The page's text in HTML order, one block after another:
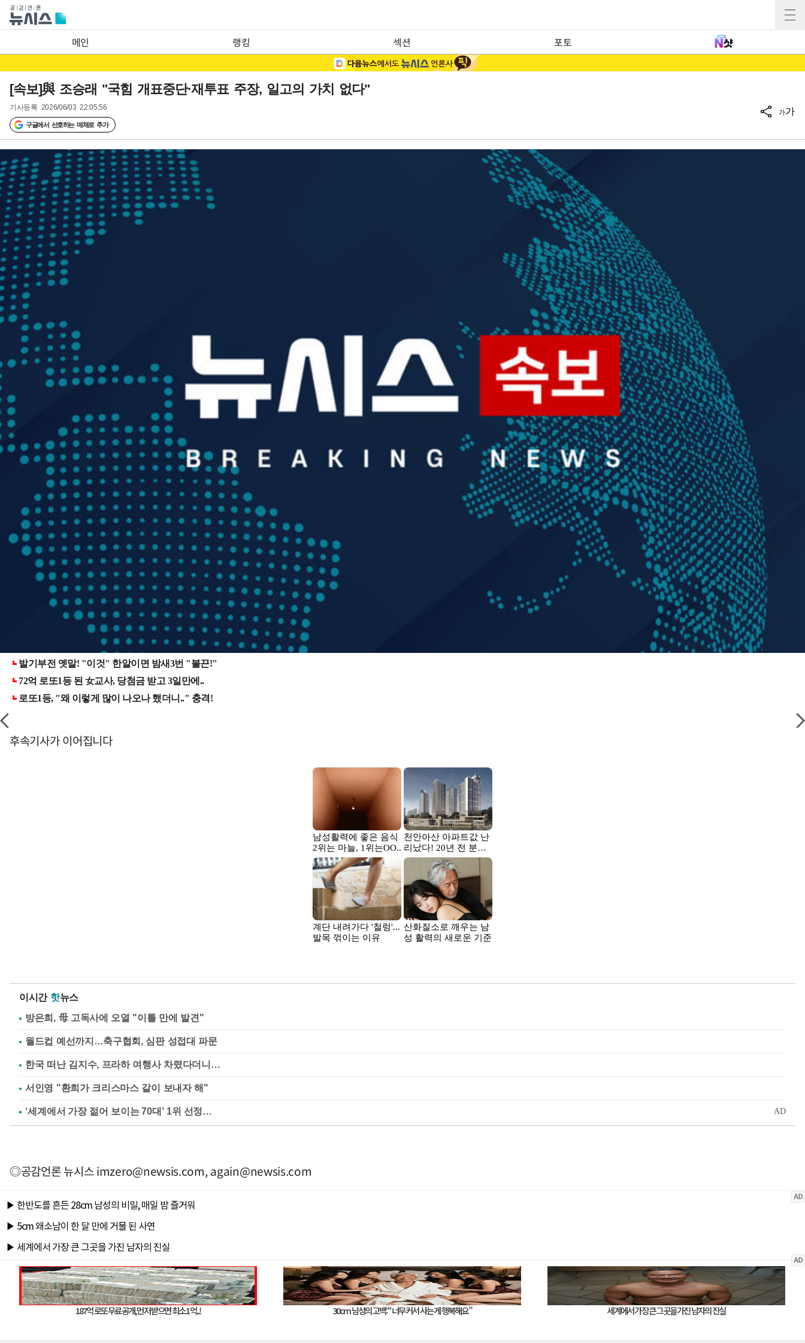
메인 랭킹 섹션 포토
[속보]與 조승래 "국힘 개표중단·재투표 주장, 일고의 가치 없다"
기사등록 2026/06/03 22:05:56
구글에서 선호하는 매체로 추가
가가
후속기사가 이어집니다
이시간 핫뉴스
방은희, 母 고독사에 오열 "이틀 만에 발견"
월드컵 예선까지…축구협회, 심판 성접대 파문
한국 떠난 김지수, 프라하 여행사 차렸다더니…
서인영 "환희가 크리스마스 같이 보내자 해"
◎공감언론 뉴시스imzero@newsis.com,again@newsis.com